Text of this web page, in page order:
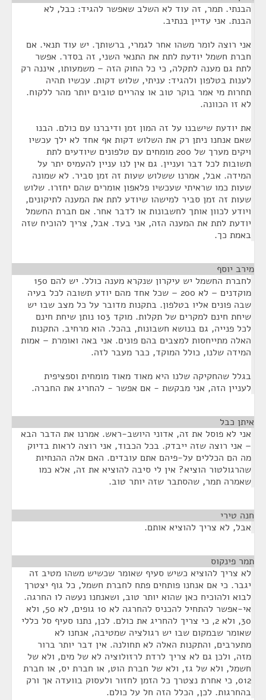
הבנתי. תמר, זה עוד לא השלב שאפשר להגיד: כבל, לא
הבנת. אני עדיין בנתיב.
אני רוצה לומר משהו אחר לגמרי, ברשותך. יש עוד תנאי. אם
חברת חשמל יודעת לתת את התנאי השני, זה בסדר. אפשר
לתת גם מענה לתקלה, כי כל החוק הזה – משמעותו, איננה רק
לענות בטלפון ולהגיד: עניתי, שלוש דקות. עכשיו תהיה
תחרות מי אמר בוקר טוב או צהריים טובים יותר מהר ללקוח.
לא זו הכוונה.
את יודעת שישבנו על זה המון זמן ודיברנו עם כולם. הבנו
שאם אנחנו ניתן רק את השלוש דקות אף אחד לא ילך עכשיו
ויקים מערך של 200 מומחים עם טלפונים שיודעים לתת
תשובות לכל דבר ועניין. גם אין לנו עניין להעמיס יתר על
המידה. אבל, אמרנו ששלוש שעות זה זמן סביר. לא שמונה
שעות כמו שראיתי שעכשיו פלאפון אומרים שהם יחזרו. שלוש
שעות זה זמן סביר למישהו שיודע לתת את המענה לתיקונים,
ויודע לכוון אותך לחשבונות או לדבר אחר. אם חברת החשמל
יודעת לתת את המענה הזה, אני בעד. אבל, צריך להוכיח שזה
באמת כך.
מירב יוסף
לחברת החשמל יש עיקרון שנקרא מענה כולל. יש להם 150
מוקדנים – לא 200 – שכל אחד מהם יודע תשובה לכל בעיה
שבה פונים אליו בטלפון. בתקנות מדובר על כל מצב שבו יש
שיחת חינם למקרים של תקלות. מוקד 103 נותן שיחת חינם
לכל פנייה, גם בנושא חשבונות, בהכל. הוא מרחיב. התקנות
האלה מתייחסות למצבים בהם פונים. אני באה ואומרת – אמות
המידה שלנו, כולל המוקד, כבר מעבר לזה.
בגלל שהחקיקה שלנו היא מאוד מאוד מומחית וספציפית
לעניין הזה, אני מבקשת - אם אפשר - להחריג את החברה.
איתן כבל
אני לא פוסל את זה, אדוני היושב-ראש. אמרנו את הדבר הבא
– אני רוצה שזה ייבדק. בכל הכבוד, אני רוצה לראות בדיוק
מה הם הכללים על-פיהם אתם עובדים. האם אלה ההנחיות
שהרגולטור הוציא? אין לי סיבה להוציא את זה, אלא כמו
שאמרה תמר, שהסתבר שזה יותר טוב.
חנה טירי
אבל, לא צריך להוציא אותם.
תמר פינקוס
לא צריך להוציא כשיש סעיף שאומר שכשיש משהו מטיב זה
יגבר. כי אם אנחנו פותחים פתח לחברת חשמל, כל גוף יצטרך
לבוא ולהוכיח כאן שהוא יותר טוב, ושאנחנו נעשה לו החרגה.
אי-אפשר להתחיל להכניס להחרגה לא 10 גופים, לא 50, ולא
30, ולא 2, כי צריך להחריג את כולם. לכן, נתנו סעיף סל כללי
שאומר שבמקום שבו יש רגולציה שמטיבה, אנחנו לא
מתערבים, והתקנות האלה לא תחולנה. אין דבר יותר ברור
מזה, ולכן גם לא צריך לרדת לרזולוציה לא של מים, ולא של
חשמל, ולא של גז, ולא של חברת הוט, או חברת יס, או חברת
012, כי אחרת נצטרך כל הזמן לחזור ולעסוק בוועדה אך ורק
בהחרגות. לכן, הכלל הזה חל על כולם.